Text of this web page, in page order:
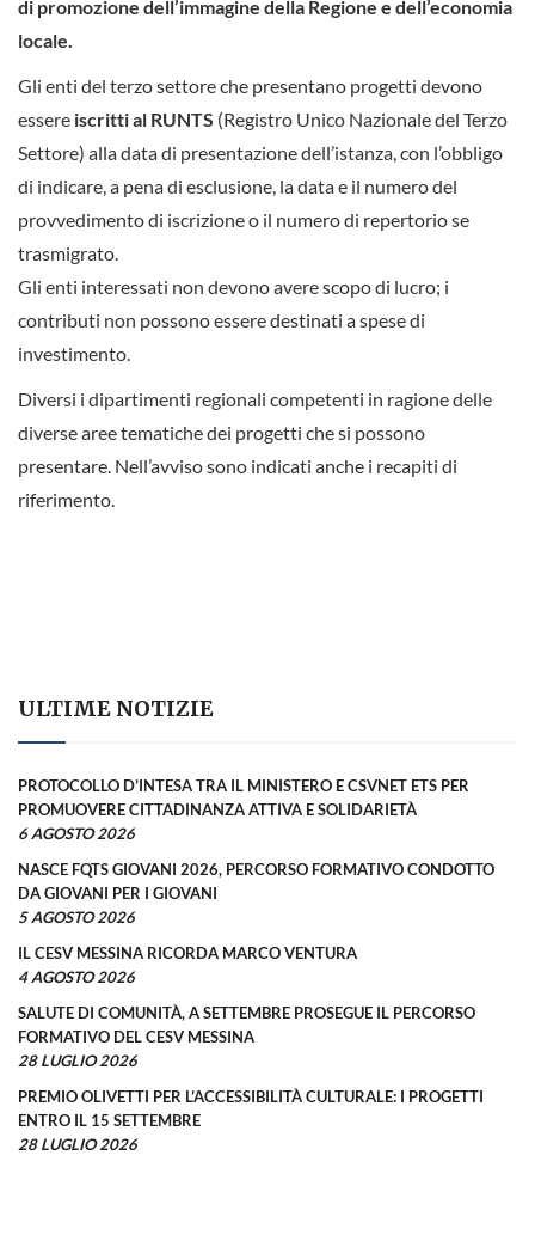
di promozione dell’immagine della Regione e dell’economia
locale.
Gli enti del terzo settore che presentano progetti devono
essere iscritti al RUNTS (Registro Unico Nazionale del Terzo
Settore) alla data di presentazione dell’istanza, con l’obbligo
di indicare, a pena di esclusione, la data e il numero del
provvedimento di iscrizione o il numero di repertorio se
trasmigrato.
Gli enti interessati non devono avere scopo di lucro; i
contributi non possono essere destinati a spese di
investimento.
Diversi i dipartimenti regionali competenti in ragione delle
diverse aree tematiche dei progetti che si possono
presentare. Nell’avviso sono indicati anche i recapiti di
riferimento.
ULTIME NOTIZIE
PROTOCOLLO D’INTESA TRA IL MINISTERO E CSVNET ETS PER
PROMUOVERE CITTADINANZA ATTIVA E SOLIDARIETÀ
6 AGOSTO 2026
NASCE FQTS GIOVANI 2026, PERCORSO FORMATIVO CONDOTTO
DA GIOVANI PER I GIOVANI
5 AGOSTO 2026
IL CESV MESSINA RICORDA MARCO VENTURA
4 AGOSTO 2026
SALUTE DI COMUNITÀ, A SETTEMBRE PROSEGUE IL PERCORSO
FORMATIVO DEL CESV MESSINA
28 LUGLIO 2026
PREMIO OLIVETTI PER L’ACCESSIBILITÀ CULTURALE: I PROGETTI
ENTRO IL 15 SETTEMBRE
28 LUGLIO 2026